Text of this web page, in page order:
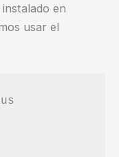
en
usar el